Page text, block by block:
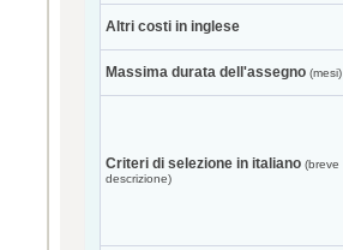
Altri costi in inglese
Massima durata dell'assegno (mesi)
Criteri di selezione in italiano (breve
descrizione)